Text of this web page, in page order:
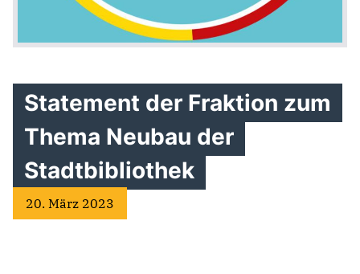
Statement der Fraktion zum
Thema Neubau der
Stadtbibliothek
20. März 2023